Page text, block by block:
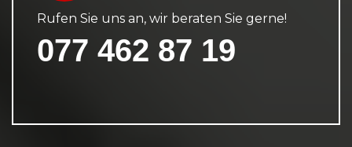
Rufen Sie uns an, wir beraten Sie gerne!
077 462 87 19